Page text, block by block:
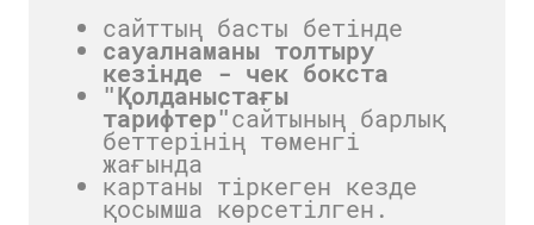
сайттың басты бетінде
сауалнаманы толтыру
кезінде - чек бокста
"Қолданыстағы
тарифтер"сайтының барлық
беттерінің төменгі
жағында
картаны тіркеген кезде
қосымша көрсетілген.